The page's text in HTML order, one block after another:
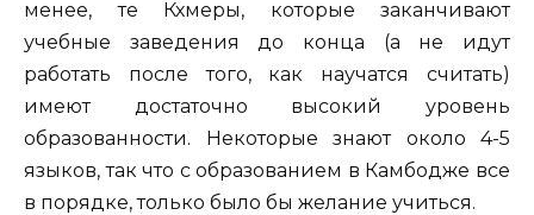
менее, те Кхмеры, которые заканчивают
учебные заведения до конца (а не идут
работать после того, как научатся считать)
имеют достаточно высокий уровень
образованности. Некоторые знают около 4-5
языков, так что с образованием в Камбодже все
в порядке, только было бы желание учиться.